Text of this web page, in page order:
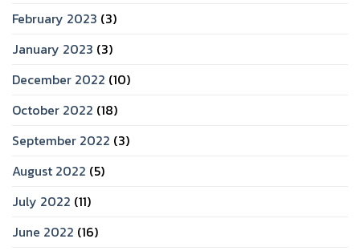
February 2023 (3)
January 2023 (3)
December 2022 (10)
October 2022 (18)
September 2022 (3)
August 2022 (5)
July 2022 (11)
June 2022 (16)